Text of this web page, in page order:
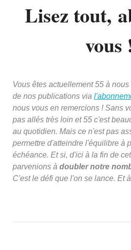
Lisez tout,
vous
Vous êtes actuellement 55 à
de nos publications via
nous vous en remercions ! Sans
pas allés très loin et 55 c'est
au quotidien. Mais ce n'est pas
permettre d'atteindre l'équilibre à
échéance. Et si, d'ici à la fin de
parvenions à doubler notre
C'est le défi que l'on se lance. Et